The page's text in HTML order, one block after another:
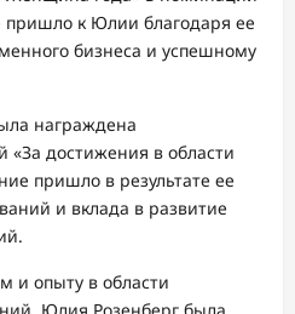
пришло к Юлии благодаря ее
бизнеса и успешному
награждена
достижения в области
пришло в результате ее
и вклада в развитие
и опыту в области